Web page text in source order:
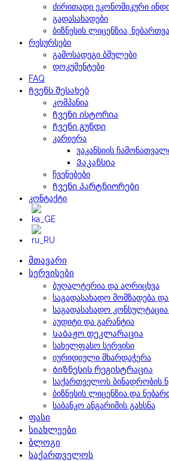
ძირითადი ეკონომიკური
გადასახადები
ბიზნესის ლიცენზია,
რესურსები
გამოსადეგი ბმულები
დოკუმენტები
FAQ
Ჩვენს შესახებ
კომპანია
Ჩვენი ისტორია
Ჩვენი გუნდი
კარიერა
ვაკანსიის
Ვაკანსია
ჩვენებები
Ჩვენი პარტნიორები
კონტაქტი
მთავარი
სერვისები
ბუღალტერია და აღრიცხვა
საგადასახადო მომზადება
საგადასახადო
აუდიტი და გარანტია
Საბაჟო დეკლარაცია
სახელფასო სერვისი
იურიდიული მხარდაჭერა
Ბიზნესის რეგისტრაცია
საქართველოს ბინადრობის
ბიზნესის ლიცენზია და
საბანკო ანგარიშის გახსნა
ფასი
სიახლეები
ბლოგი
საქართველოს